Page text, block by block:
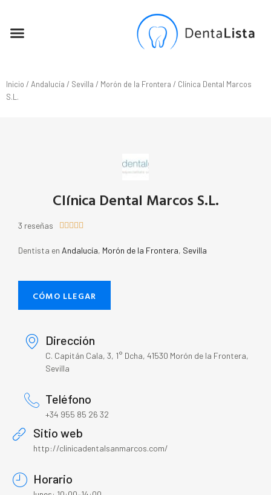
Inicio / Andalucía / Sevilla / Morón de la Frontera / Clínica Dental Marcos
S.L.
Clínica Dental Marcos S.L.
3 reseñas     
Dentista en Andalucía, Morón de la Frontera, Sevilla
CÓMO LLEGAR
Dirección
C. Capitán Cala, 3, 1° Dcha, 41530 Morón de la Frontera,
Sevilla
Teléfono
+34 955 85 26 32
Sitio web
http://clinicadentalsanmarcos.com/
Horario